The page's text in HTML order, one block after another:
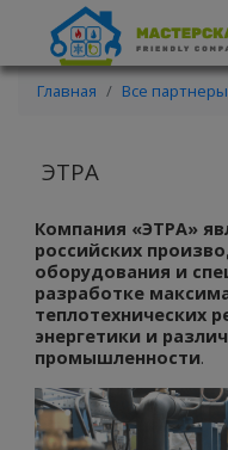
Главная Все партнеры
ЭТРА
Компания «ЭТРА»
российских
оборудования и
разработке
теплотехнических
энергетики и
промышленности.